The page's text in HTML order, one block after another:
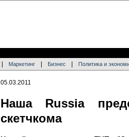
Маркетинг Бизнес Политика и
05.03.2011
Наша Russia
скетчкома